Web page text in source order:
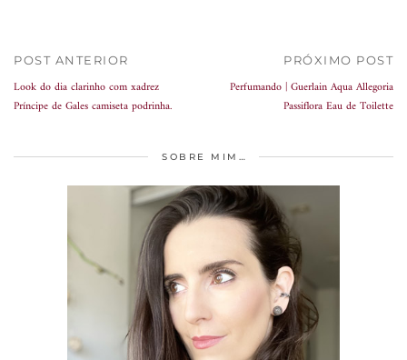
POST ANTERIOR
Look do dia clarinho com xadrez
Príncipe de Gales camiseta podrinha.
PRÓXIMO POST
Perfumando | Guerlain Aqua Allegoria
Passiflora Eau de Toilette
SOBRE MIM…